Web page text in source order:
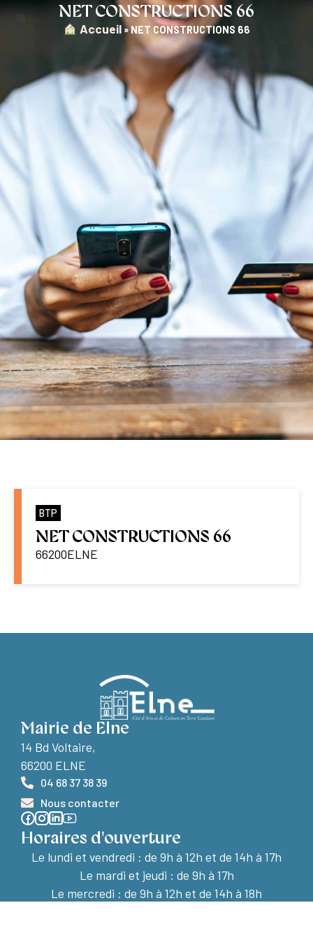
NET CONSTRUCTIONS 66
︎ Accueil »NET CONSTRUCTIONS 66
BTP
NET CONSTRUCTIONS 66
66200ELNE
Mairie de Elne
14 Bd Voltaire,
66200 ELNE
04 68 37 38 39
Nous contacter
Horaires d'ouverture
Le lundi et vendredi : de 9h à 12h et de 14h à 17h
Le mardi et jeudi : de 9h à 17h
Le mercredi : de 9h à 12h et de 14h à 18h